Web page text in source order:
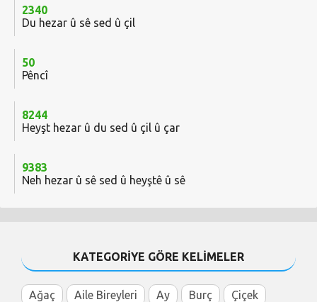
2340
Du hezar û sê sed û çil
50
Pêncî
8244
Heyşt hezar û du sed û çil û çar
9383
Neh hezar û sê sed û heyştê û sê
KATEGORİYE GÖRE KELİMELER
Ağaç Aile Bireyleri Ay Burç
Çiçek